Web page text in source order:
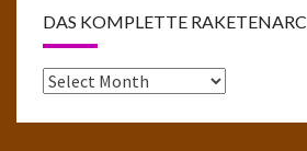
DAS KOMPLETTE
Das